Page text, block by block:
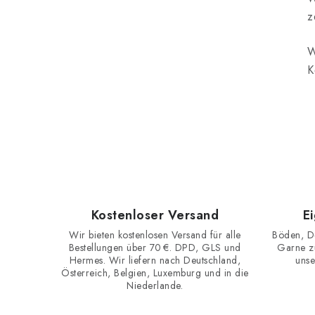
t
Kostenloser Versand
Wir bieten kostenlosen Versand für alle
Bestellungen über 70 €. DPD, GLS und
Hermes. Wir liefern nach Deutschland,
Österreich, Belgien, Luxemburg und in die
Niederlande.
Böden,
Garne